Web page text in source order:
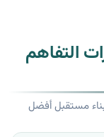
التفاهم
مستقبل أفضل